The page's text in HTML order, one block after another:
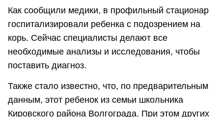
Как сообщили медики, в профильный стационар
госпитализировали ребенка с подозрением на
корь. Сейчас специалисты делают все
необходимые анализы и исследования, чтобы
поставить диагноз.
Также стало известно, что, по предварительным
данным, этот ребенок из семьи школьника
Кировского района Волгограда. При этом других